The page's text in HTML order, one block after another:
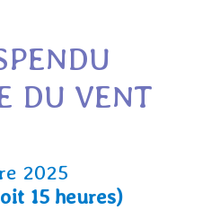
DU VENT
2025
15 heures)